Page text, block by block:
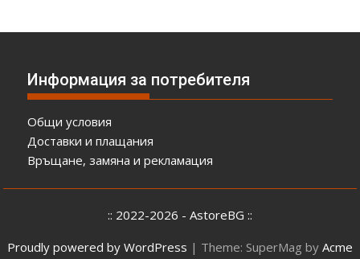
Информация за потребителя
Общи условия
Доставки и плащания
Връщане, замяна и рекламация
:: 2022-2026 - AstoreBG ::
Proudly powered by WordPress | Theme: SuperMag by Acme